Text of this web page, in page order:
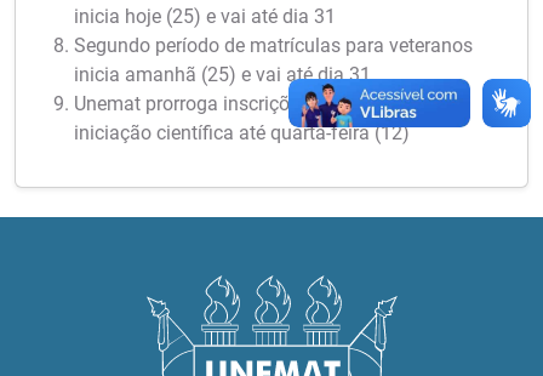
inicia hoje (25) e vai até dia 31
Segundo período de matrículas para veteranos
inicia amanhã (25) e vai até dia 31
Unemat prorroga inscrições para bolsas de
iniciação científica até quarta-feira (12)